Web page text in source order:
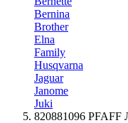
Bernina
Brother
Elna
Family
Husqvarna
Jaguar
Janome
Juki
820881096 PFAFF